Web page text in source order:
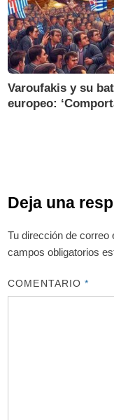
Varoufakis y su
europeo:
Deja una
Tu dirección de correo
campos obligatorios
COMENTARIO*